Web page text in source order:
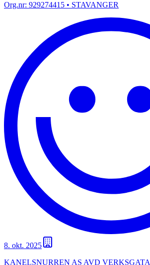
Org.nr: 929274415 • STAVANGER
8. okt. 2025
KANELSNURREN AS AVD VERKSGATA